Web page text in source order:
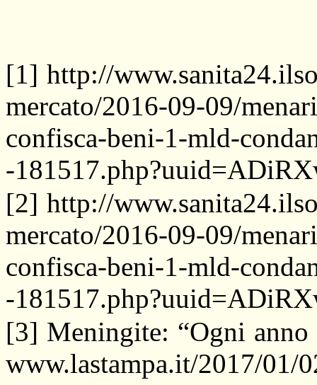
[1] http://
mercato/2016-09-09/
confisca-beni-1-mld-
-
[2] http://
mercato/2016-09-09/
confisca-beni-1-mld-
-
[3] Meningite: “Ogni anno
www.lastampa.it/2017/01/